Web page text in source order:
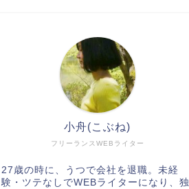
フリーランスWEBライター
小舟(こぶね)
27歳の時に、うつで会社を退職。未経
験・ツテなしでWEBライターになり、独